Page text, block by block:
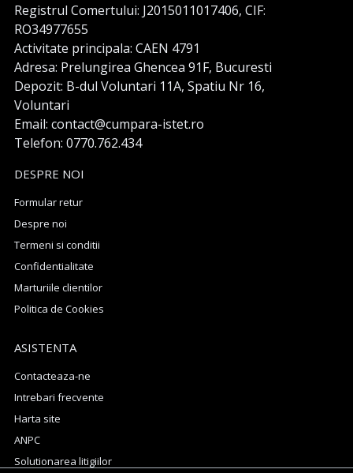
Registrul Comertului: J2015011017406, CIF:
RO34977655
Activitate principala: CAEN 4791
Adresa: Prelungirea Ghencea 91F, Bucuresti
Depozit: B-dul Voluntari 11A, Spatiu Nr 16,
Voluntari
Email: contact@cumpara-istet.ro
Telefon: 0770.762.434
DESPRE NOI
Formular retur
Despre noi
Termeni si conditii
Confidentialitate
Marturiile clientilor
Politica de Cookies
ASISTENTA
Contacteaza-ne
Intrebari frecvente
Harta site
ANPC
Solutionarea litigiilor